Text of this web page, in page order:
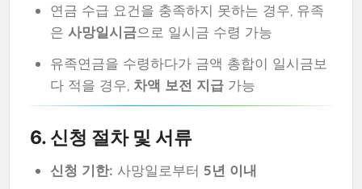
연금 수급 요건을 충족하지 못하는 경우, 유족
은 사망일시금으로 일시금 수령 가능
유족연금을 수령하다가 금액 총합이 일시금보
다 적을 경우, 차액 보전 지급가능
6. 신청 절차 및 서류
신청 기한: 사망일로부터 5년 이내